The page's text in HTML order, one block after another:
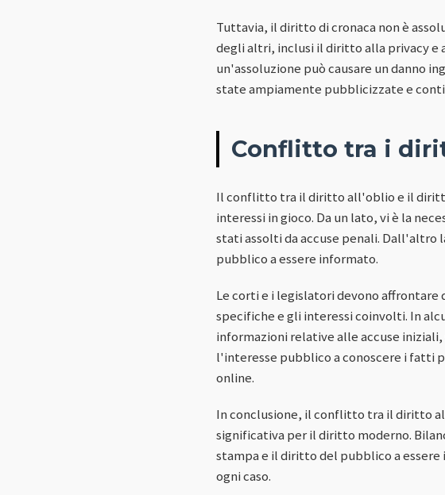
Tuttavia, il diritto di cronaca non è
degli altri, inclusi il diritto alla privacy e
un'assoluzione può causare un danno
state ampiamente pubblicizzate e
Conflitto tra i
Il conflitto tra il diritto all'oblio e il
interessi in gioco. Da un lato, vi è la
stati assolti da accuse penali.
pubblico a essere informato.
Le corti e i legislatori devono
specifiche e gli interessi coinvolti. In
informazioni relative alle accuse
l'interesse pubblico a conoscere i fatti
online.
In conclusione, il conflitto tra il diritto
significativa per il diritto moderno.
stampa e il diritto del pubblico a
ogni caso.